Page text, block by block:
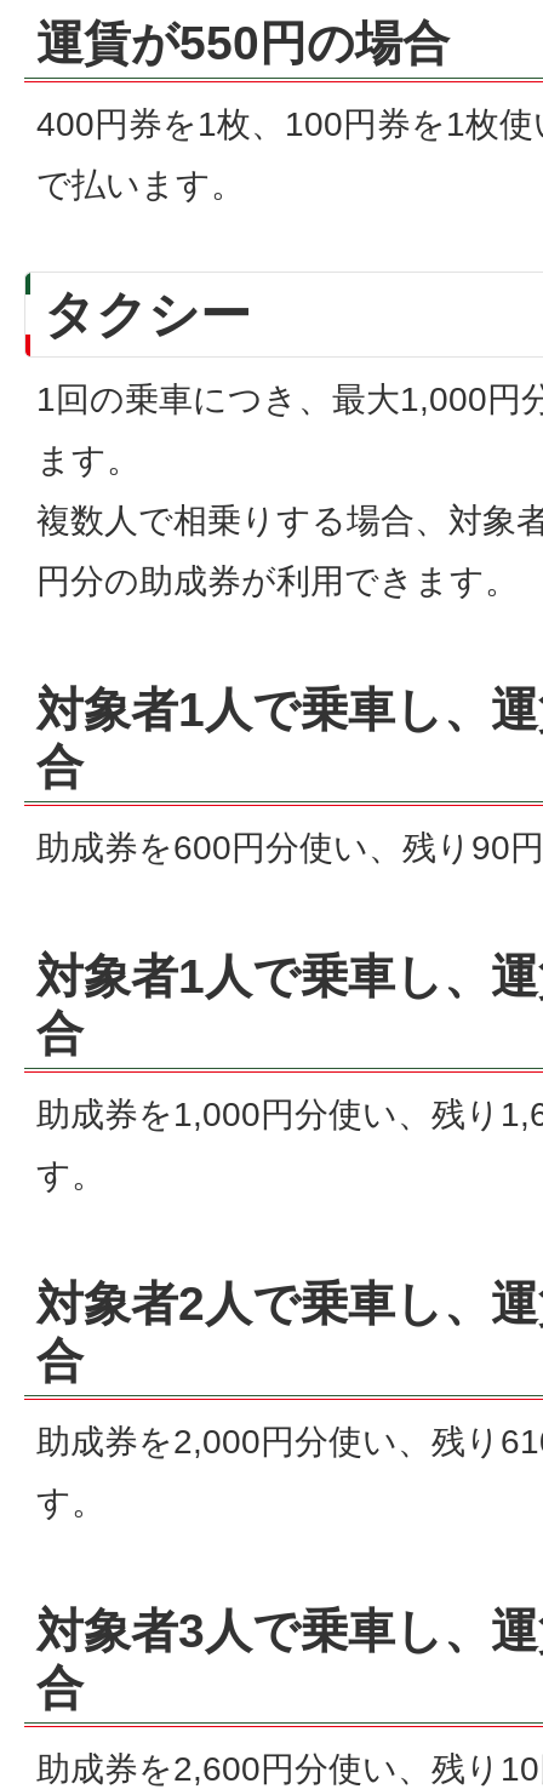
運賃が550円の場合
400円券を1枚、100円券を1枚
で払います。
タクシー
1回の乗車につき、最大1,000円
ます。
複数人で相乗りする場合、対象
円分の助成券が利用できます。
対象者1人で乗車し、
合
助成券を600円分使い、残り90
対象者1人で乗車し、
合
助成券を1,000円分使い、残り
す。
対象者2人で乗車し、
合
助成券を2,000円分使い、残り
す。
対象者3人で乗車し、
合
助成券を2,600円分使い、残り